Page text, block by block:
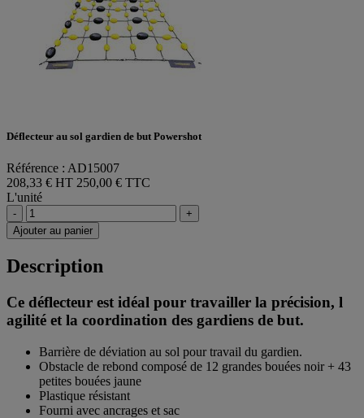
Déflecteur au sol gardien de but Powershot
Référence : AD15007
208,33 € HT 250,00 € TTC
L'unité
-
+
Ajouter au panier
Description
Ce déflecteur est idéal pour travailler la précision, l
agilité et la coordination des gardiens de but.
Barrière de déviation au sol pour travail du gardien.
Obstacle de rebond composé de 12 grandes bouées noir + 43
petites bouées jaune
Plastique résistant
Fourni avec ancrages et sac